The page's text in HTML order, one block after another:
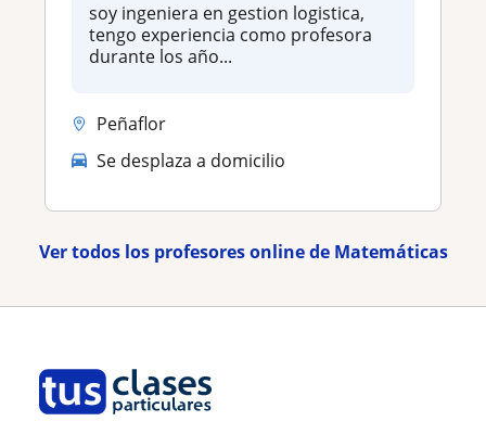
soy ingeniera en gestion logistica,
tengo experiencia como profesora
durante los año...
Peñaflor
Se desplaza a domicilio
Ver todos los profesores online de Matemáticas